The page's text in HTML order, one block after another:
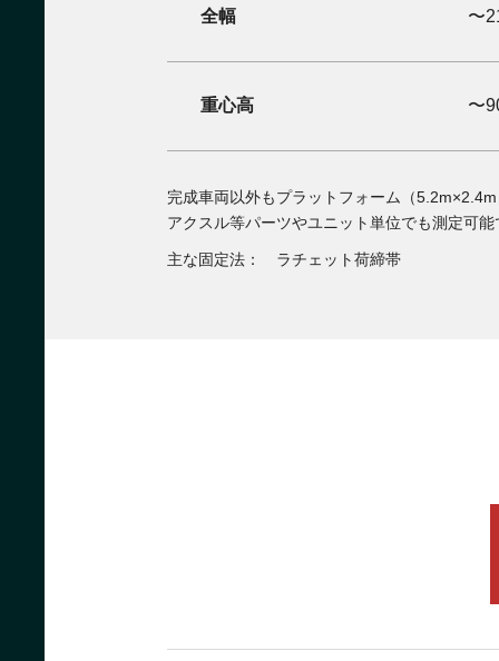
全幅 〜
重心高 〜
完成車両以外もプラットフォーム（
アクスル等パーツやユニット単位でも測定可
主な固定法： ラチェット荷締帯